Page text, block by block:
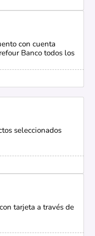
con cuenta
Banco todos los
seleccionados
tarjeta a través de